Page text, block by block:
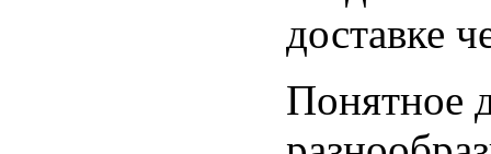
доставке
Понятное